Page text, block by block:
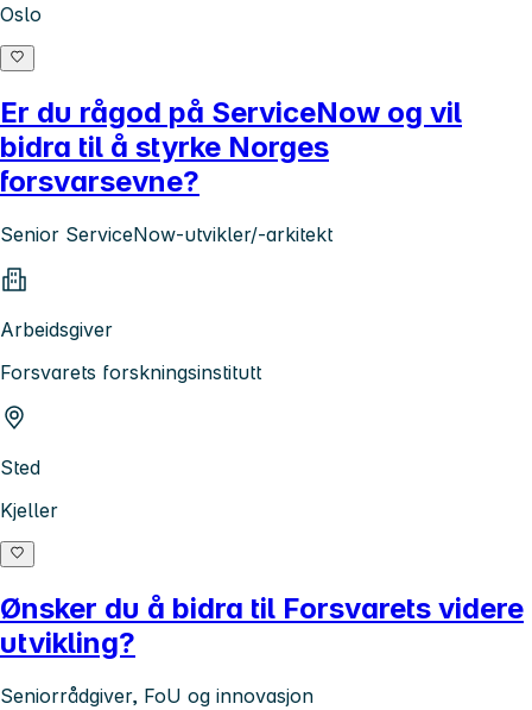
Oslo
Er du rågod på ServiceNow og vil
bidra til å styrke Norges
forsvarsevne?
Senior ServiceNow-utvikler/-arkitekt
Arbeidsgiver
Forsvarets forskningsinstitutt
Sted
Kjeller
Ønsker du å bidra til Forsvarets videre
utvikling?
Seniorrådgiver, FoU og innovasjon